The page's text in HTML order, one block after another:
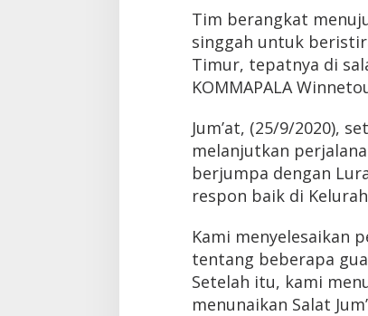
Tim berangkat
singgah untuk
Timur, tepatnya di
KOMMAPALA
Jum’at, (25/9/2020),
melanjutkan
berjumpa dengan
respon baik di
Kami menyelesaikan
tentang beberapa
Setelah itu, kami
menunaikan Salat